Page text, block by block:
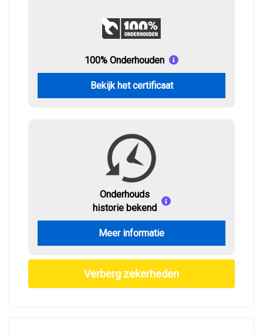
100% Onderhouden
Bekijk het certificaat
Onderhouds
historie bekend
Meer informatie
Verberg zekerheden